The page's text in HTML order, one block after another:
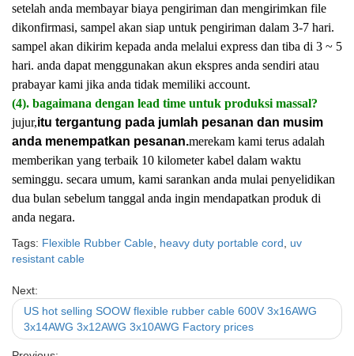
setelah anda membayar biaya pengiriman dan mengirimkan file
dikonfirmasi, sampel akan siap untuk pengiriman dalam 3-7 hari.
sampel akan dikirim kepada anda melalui express dan tiba di 3 ~ 5
hari. anda dapat menggunakan akun ekspres anda sendiri atau
prabayar kami jika anda tidak memiliki account.
(4). bagaimana dengan lead time untuk produksi massal?
jujur,itu tergantung pada jumlah pesanan dan musim
anda menempatkan pesanan.merekam kami terus adalah
memberikan yang terbaik 10 kilometer kabel dalam waktu
seminggu. secara umum, kami sarankan anda mulai penyelidikan
dua bulan sebelum tanggal anda ingin mendapatkan produk di
anda negara.
Tags: Flexible Rubber Cable heavy duty portable cord
uv
resistant cable
Next:
US hot selling SOOW flexible rubber cable 600V 3x16AWG
3x14AWG 3x12AWG 3x10AWG Factory prices